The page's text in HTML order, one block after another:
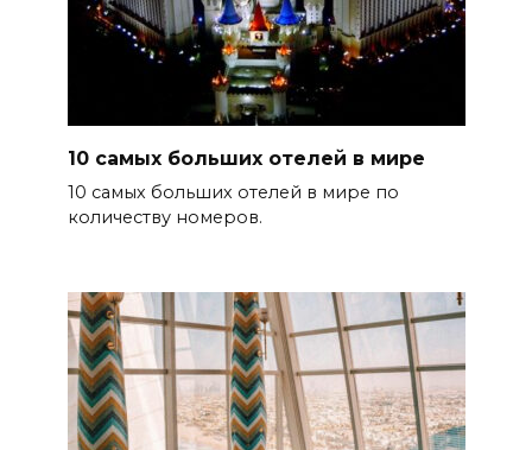
10 самых больших отелей в мире
10 самых больших отелей в мире по
количеству номеров.